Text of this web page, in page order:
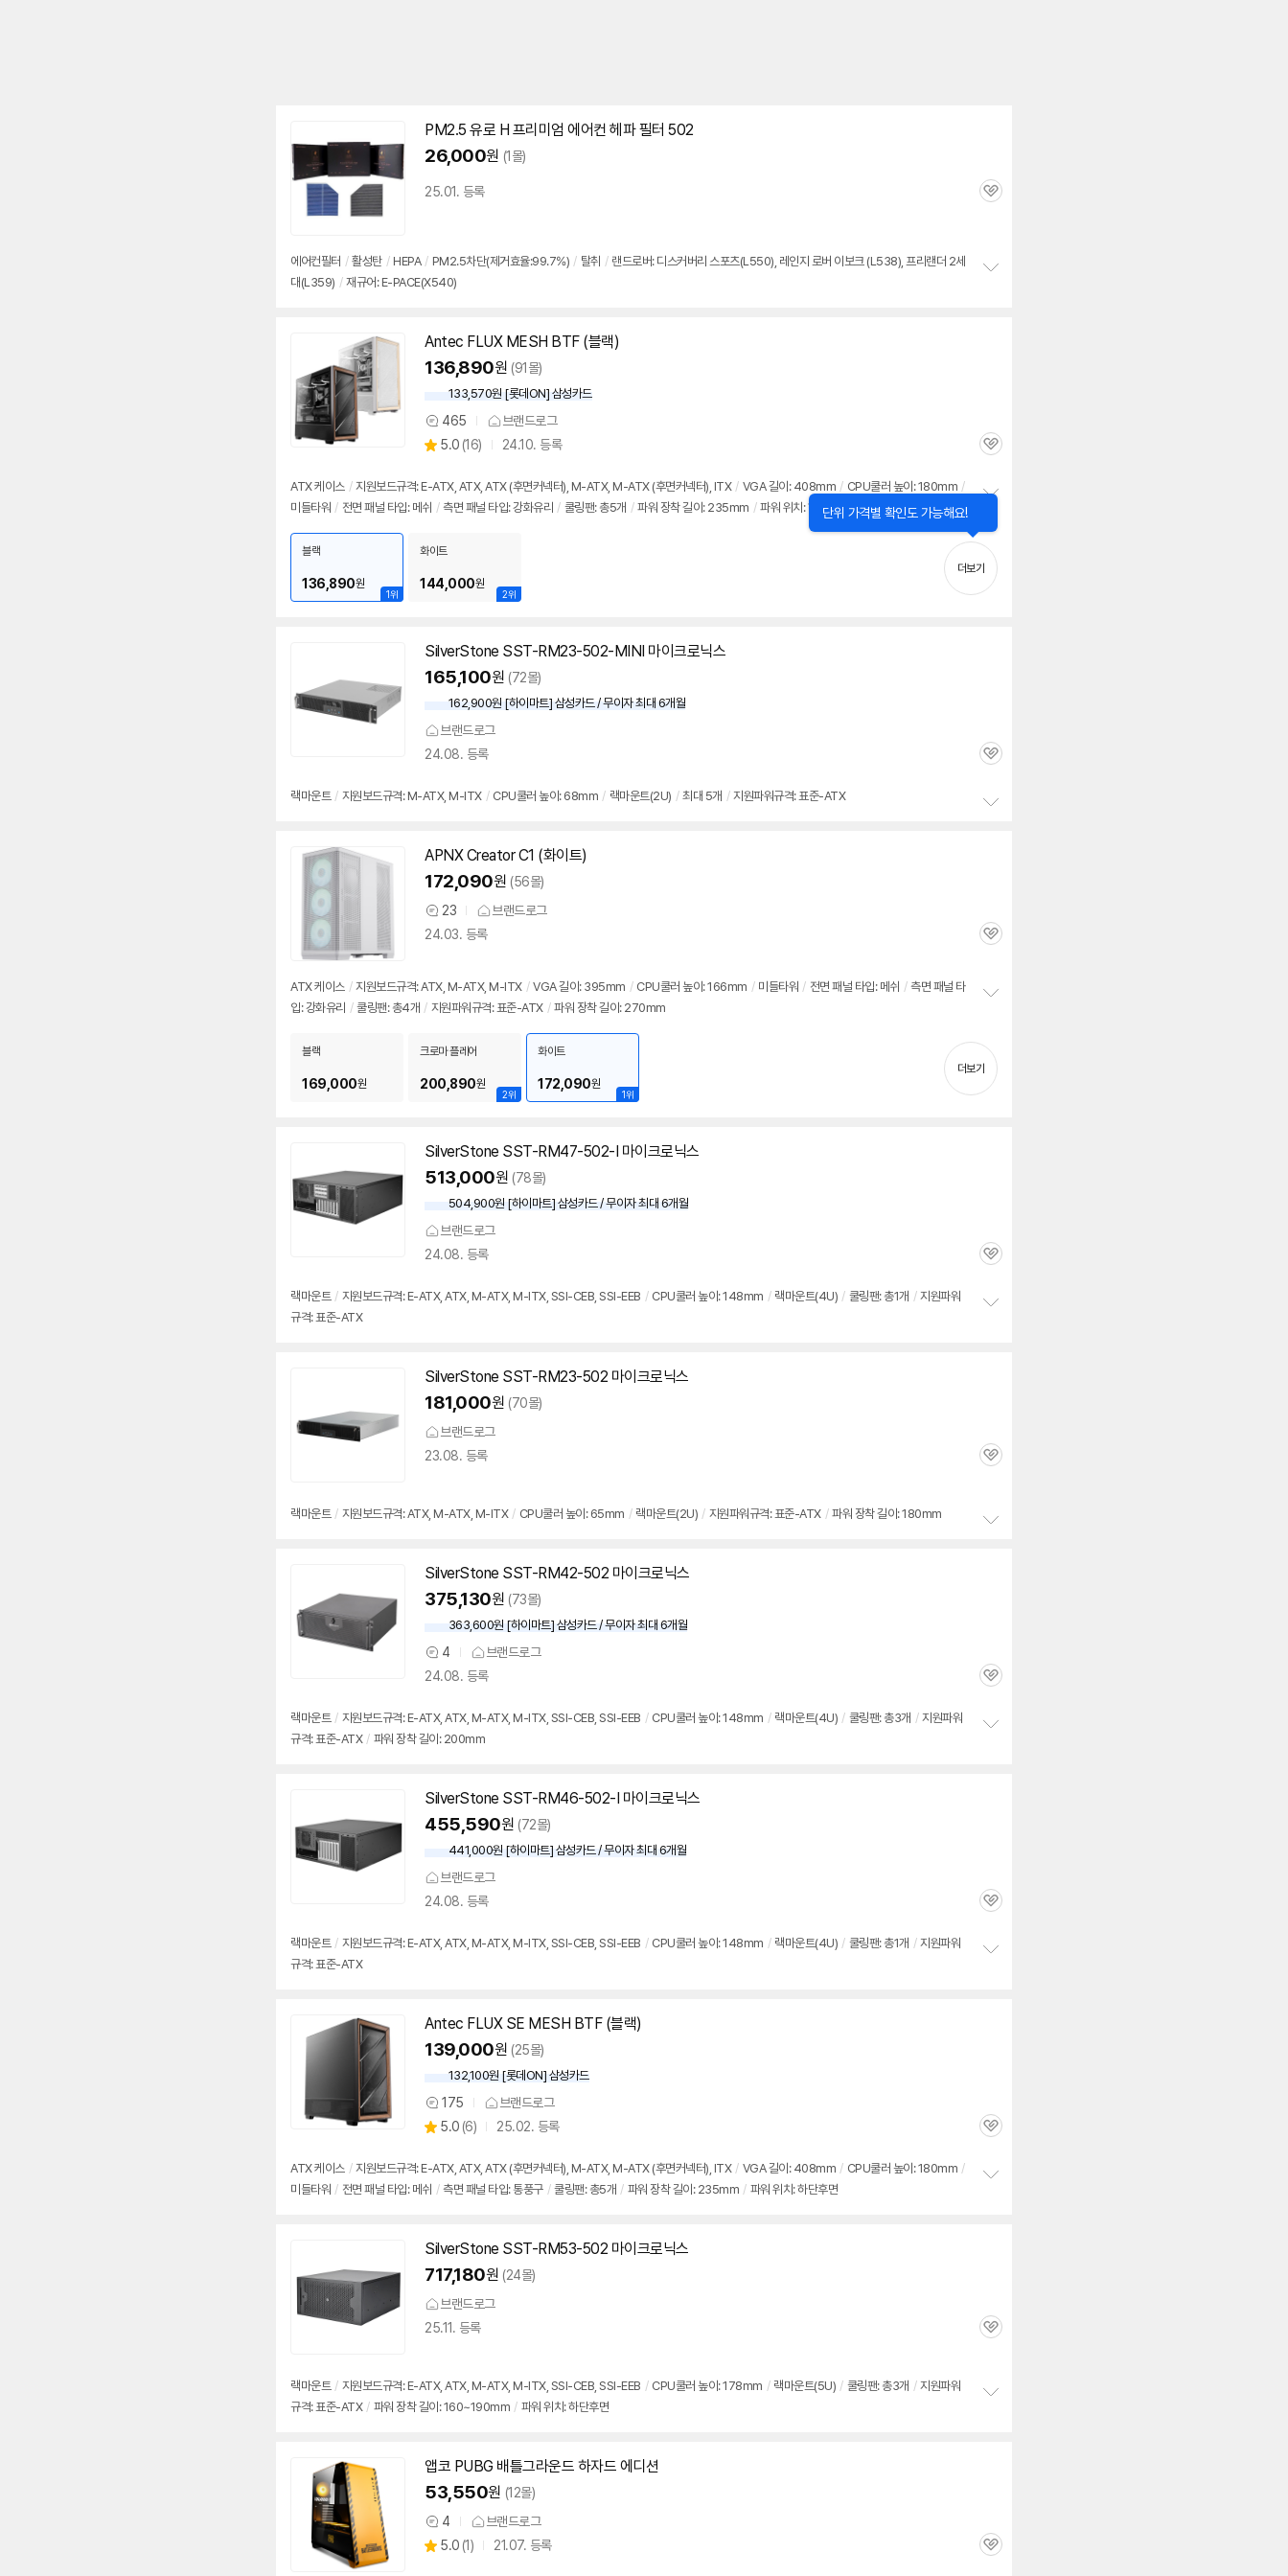
PM2.5 유로 H 프리미엄 에어컨 헤파 필터 502
26,000원 (1몰)
25.01. 등록
관
에어컨필터 / 활성탄 / HEPA / PM2.5차단(제거효율:99.7%) / 탈취 / 랜드로버: 디스커버리 스포츠(L550), 레인지 로버 이보크 (L538), 프리랜더 2세
대(L359) / 재규어: E-PACE(X540)
Antec FLUX MESH BTF (블랙)
136,890원 (91몰)
133,570원 [롯데ON] 삼성카드
상
품
견
465 브랜드로그
별
5.0 (상
리
뷰
16) 24.10. 등록
관
ATX 케이스 / 지원보드규격: E-ATX, ATX, ATX (후면커넥터), M-ATX, M-ATX (후면커넥터), ITX / VGA 길이: 408mm / CPU쿨러 높이: 180mm /
미들타워 / 전면 패널 타입: 메쉬 / 측면 패널 타입: 강화유리 / 쿨링팬: 총5개 / 파워 장착 길이: 235mm / 파워 위치: 하단후면
보
치
기
1위
블랙
136,890원
2위
화이트
144,000원
단위 가격별 확인도 가능해요!
기
더보기
SilverStone SST-RM23-502-MINI 마이크로닉스
165,100원 (72몰)
162,900원 [하이마트] 삼성카드 / 무이자 최대 6개월
브랜드로그
24.08. 등록
관
랙마운트 / 지원보드규격: M-ATX, M-ITX / CPU쿨러 높이: 68mm / 랙마운트(2U) / 최대 5개 / 지원파워규격: 표준-ATX
APNX Creator C1 (화이트)
172,090원 (56몰)
상
품
23
브랜드로그
24.03. 등록
관
ATX 케이스 / 지원보드규격: ATX, M-ATX, M-ITX / VGA 길이: 395mm / CPU쿨러 높이: 166mm / 미들타워 / 전면 패널 타입: 메쉬 / 측면 패널 타
입: 강화유리 / 쿨링팬: 총4개 / 지원파워규격: 표준-ATX / 파워 장착 길이: 270mm
치
기
블랙
169,000원
2위
크로마 플레어
200,890원
1위
화이트
172,090원
더보기
SilverStone SST-RM47-502-I 마이크로닉스
513,000원 (78몰)
504,900원 [하이마트] 삼성카드 / 무이자 최대 6개월
브랜드로그
24.08. 등록
관
랙마운트 / 지원보드규격: E-ATX, ATX, M-ATX, M-ITX, SSI-CEB, SSI-EEB / CPU쿨러 높이: 148mm / 랙마운트(4U) / 쿨링팬: 총1개 / 지원파워
규격: 표준-ATX
SilverStone SST-RM23-502 마이크로닉스
181,000원 (70몰)
브랜드로그
23.08. 등록
관
랙마운트 / 지원보드규격: ATX, M-ATX, M-ITX / CPU쿨러 높이: 65mm / 랙마운트(2U) / 지원파워규격: 표준-ATX / 파워 장착 길이: 180mm
SilverStone SST-RM42-502 마이크로닉스
375,130원 (73몰)
363,600원 [하이마트] 삼성카드 / 무이자 최대 6개월
상
품
견
4
브랜드로그
24.08. 등록
관
랙마운트 / 지원보드규격: E-ATX, ATX, M-ATX, M-ITX, SSI-CEB, SSI-EEB / CPU쿨러 높이: 148mm / 랙마운트(4U) / 쿨링팬: 총3개 / 지원파워
규격: 표준-ATX / 파워 장착 길이: 200mm
SilverStone SST-RM46-502-I 마이크로닉스
455,590원 (72몰)
441,000원 [하이마트] 삼성카드 / 무이자 최대 6개월
브랜드로그
24.08. 등록
관
랙마운트 / 지원보드규격: E-ATX, ATX, M-ATX, M-ITX, SSI-CEB, SSI-EEB / CPU쿨러 높이: 148mm / 랙마운트(4U) / 쿨링팬: 총1개 / 지원파워
규격: 표준-ATX
Antec FLUX SE MESH BTF (블랙)
139,000원 (25몰)
132,100원 [롯데ON] 삼성카드
상
품
견
175 브랜드로그
별
5.0 (상
리
뷰
6) 25.02. 등록
관
ATX 케이스 / 지원보드규격: E-ATX, ATX, ATX (후면커넥터), M-ATX, M-ATX (후면커넥터), ITX / VGA 길이: 408mm / CPU쿨러 높이: 180mm /
미들타워 / 전면 패널 타입: 메쉬 / 측면 패널 타입: 통풍구 / 쿨링팬: 총5개 / 파워 장착 길이: 235mm / 파워 위치: 하단후면
SilverStone SST-RM53-502 마이크로닉스
717,180원 (24몰)
브랜드로그
25.11. 등록
관
랙마운트 / 지원보드규격: E-ATX, ATX, M-ATX, M-ITX, SSI-CEB, SSI-EEB / CPU쿨러 높이: 178mm / 랙마운트(5U) / 쿨링팬: 총3개 / 지원파워
규격: 표준-ATX / 파워 장착 길이: 160~190mm / 파워 위치: 하단후면
앱코 PUBG 배틀그라운드 하자드 에디션
53,550원 (12몰)
상
품
4 브랜드로그
별
5.0 (상
1) 21.07. 등록
관